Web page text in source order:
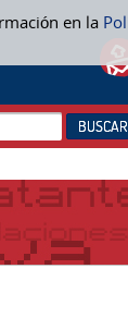
en la